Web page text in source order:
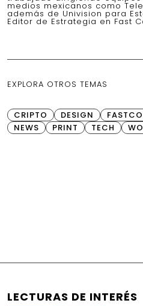
medios mexicanos como
además de Univision para
Editor de Estrategia en Fast
EXPLORA OTROS TEMAS
CRIPTO DESIGN
NEWS
PRINT TECH
LECTURAS DE INTERÉS